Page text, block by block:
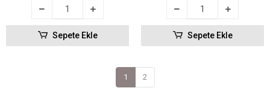
Sepete Ekle Sepete Ekle
1 2